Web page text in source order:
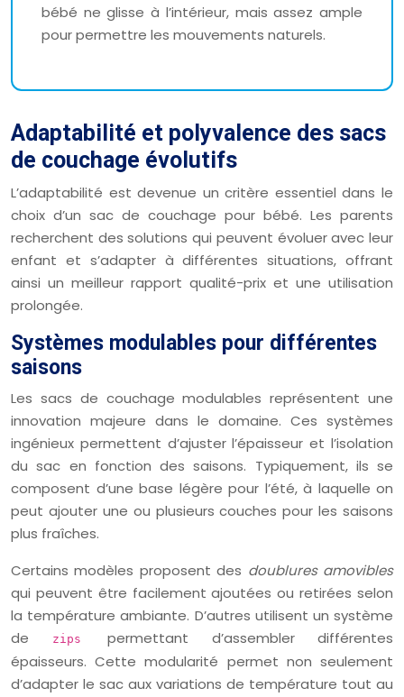
bébé ne glisse à l’intérieur, mais assez ample
pour permettre les mouvements naturels.
Adaptabilité et polyvalence des sacs
de couchage évolutifs
L’adaptabilité est devenue un critère essentiel dans le
choix d’un sac de couchage pour bébé. Les parents
recherchent des solutions qui peuvent évoluer avec leur
enfant et s’adapter à différentes situations, offrant
ainsi un meilleur rapport qualité-prix et une utilisation
prolongée.
Systèmes modulables pour différentes
saisons
Les sacs de couchage modulables représentent une
innovation majeure dans le domaine. Ces systèmes
ingénieux permettent d’ajuster l’épaisseur et l’isolation
du sac en fonction des saisons. Typiquement, ils se
composent d’une base légère pour l’été, à laquelle on
peut ajouter une ou plusieurs couches pour les saisons
plus fraîches.
Certains modèles proposent des doublures amovibles
qui peuvent être facilement ajoutées ou retirées selon
la température ambiante. D’autres utilisent un système
de
zips permettant d’assembler différentes
épaisseurs. Cette modularité permet non seulement
d’adapter le sac aux variations de température tout au